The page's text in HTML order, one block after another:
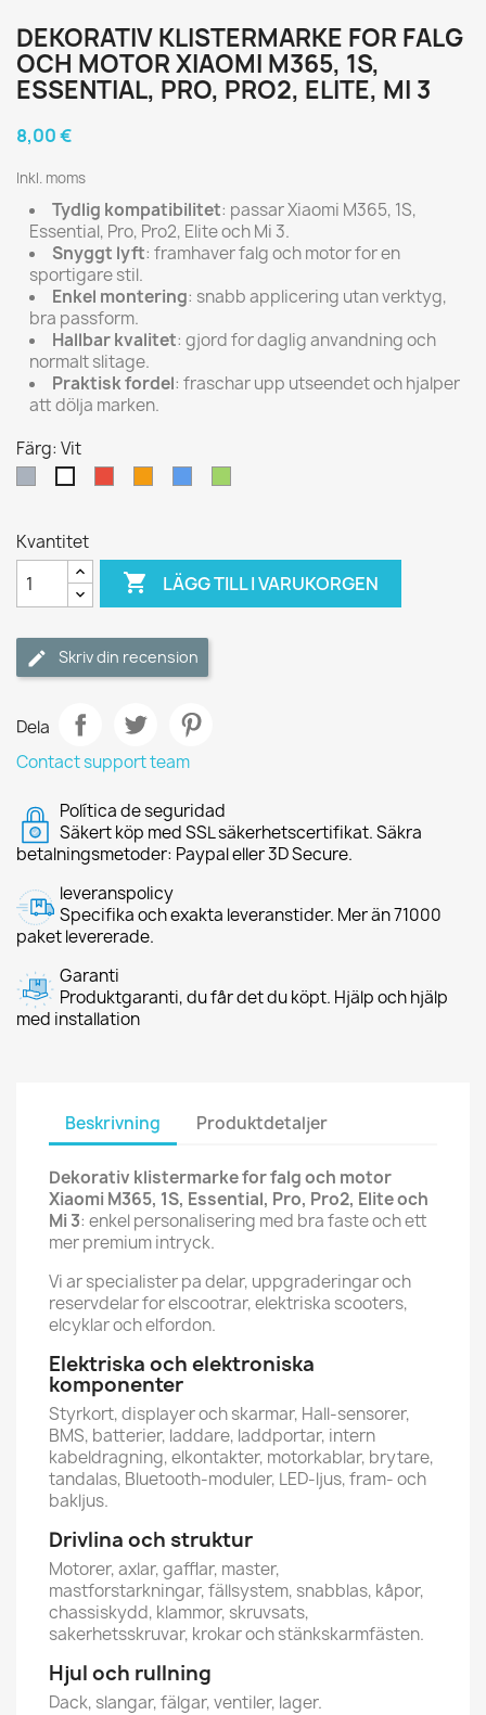
DEKORATIV KLISTERMARKE FOR FALG
OCH MOTOR XIAOMI M365, 1S,
ESSENTIAL, PRO, PRO2, ELITE, MI 3
8,00 €
Inkl. moms
Tydlig kompatibilitet: passar Xiaomi M365, 1S,
Essential, Pro, Pro2, Elite och Mi 3.
Snyggt lyft: framhaver falg och motor for en
sportigare stil.
Enkel montering: snabb applicering utan verktyg,
bra passform.
Hallbar kvalitet: gjord for daglig anvandning och
normalt slitage.
Praktisk fordel: fraschar upp utseendet och hjalper
att dölja marken.
Färg: Vit
Kvantitet
 LÄGG TILL I VARUKORGEN
Skriv din recension
Dela
Contact support team
Política de seguridad
Säkert köp med SSL säkerhetscertifikat. Säkra
betalningsmetoder: Paypal eller 3D Secure.
leveranspolicy
Specifika och exakta leveranstider. Mer än 71000
paket levererade.
Garanti
Produktgaranti, du får det du köpt. Hjälp och hjälp
med installation
Beskrivning Produktdetaljer
Dekorativ klistermarke for falg och motor
Xiaomi M365, 1S, Essential, Pro, Pro2, Elite och
Mi 3: enkel personalisering med bra faste och ett
mer premium intryck.
Vi ar specialister pa delar, uppgraderingar och
reservdelar for elscootrar, elektriska scooters,
elcyklar och elfordon.
Elektriska och elektroniska
komponenter
Styrkort, displayer och skarmar, Hall-sensorer,
BMS, batterier, laddare, laddportar, intern
kabeldragning, elkontakter, motorkablar, brytare,
tandalas, Bluetooth-moduler, LED-ljus, fram- och
bakljus.
Drivlina och struktur
Motorer, axlar, gafflar, master,
mastforstarkningar, fällsystem, snabblas, kåpor,
chassiskydd, klammor, skruvsats,
sakerhetsskruvar, krokar och stänkskarmfästen.
Hjul och rullning
Dack, slangar, fälgar, ventiler, lager.